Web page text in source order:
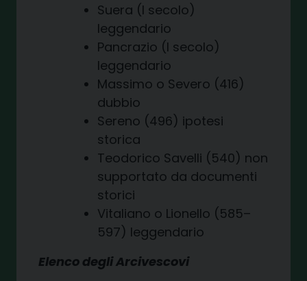
Suera (I secolo)
leggendario
Pancrazio (I secolo)
leggendario
Massimo o Severo (416)
dubbio
Sereno (496) ipotesi
storica
Teodorico Savelli (540) non
supportato da documenti
storici
Vitaliano o Lionello (585–
597) leggendario
Elenco degli Arcivescovi